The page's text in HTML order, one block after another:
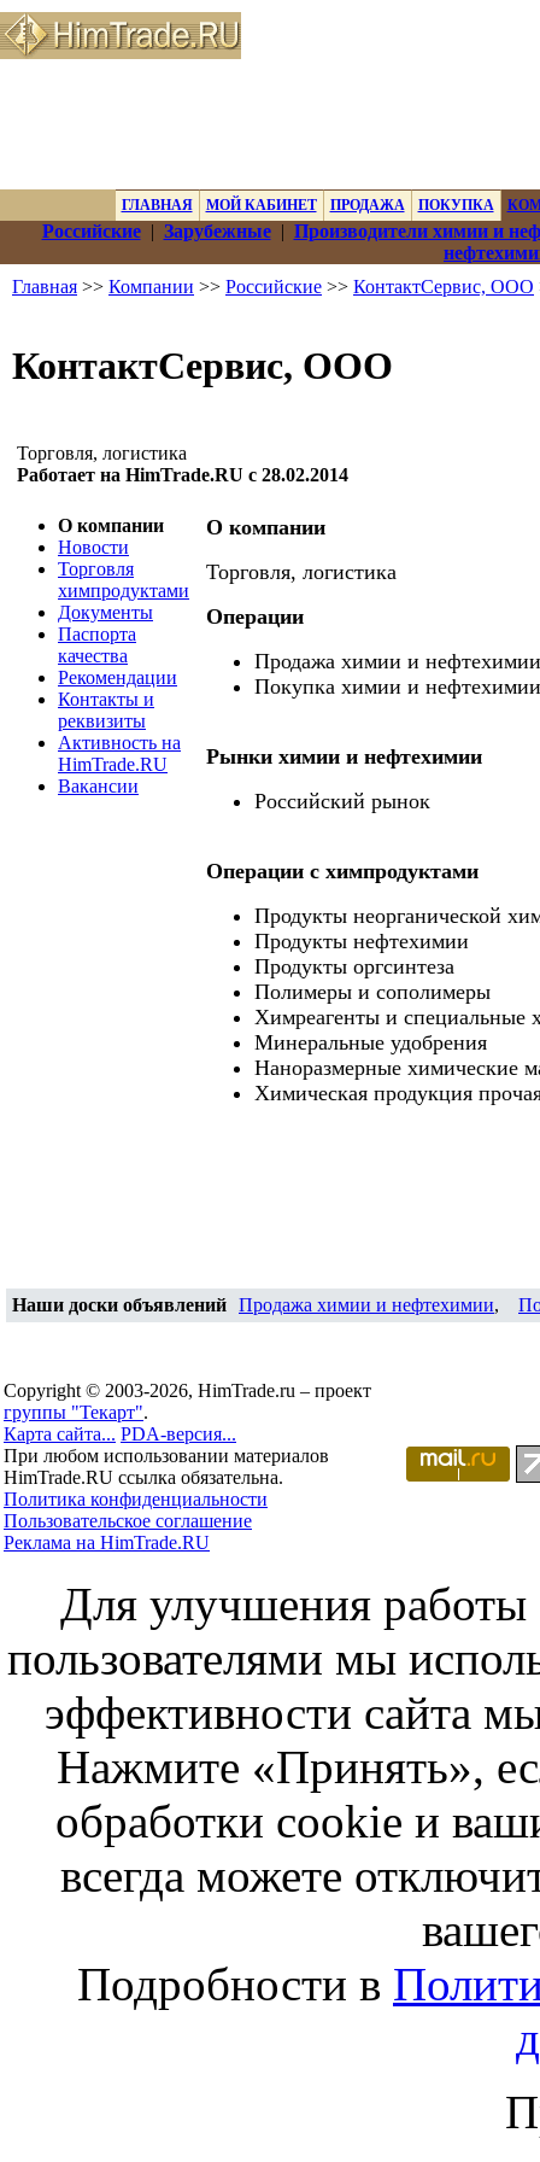
ГЛАВНАЯ МОЙ КАБИНЕТ ПРОДАЖА ПОКУПКА
Российские| Зарубежные| Производители химии и
Главная >> Компании >> Российские >> КонтактСервис, ООО
КонтактСервис, ООО
Торговля, логистика
Работает на HimTrade.RU с 28.02.2014
О компании
Новости
Торговля
химпродуктами
Документы
Паспорта
качества
Рекомендации
Контакты и
реквизиты
Активность на
HimTrade.RU
Вакансии
О компании
Торговля, логистика
Операции
Продажа химии и нефтехимии
Покупка химии и нефтехимии
Рынки химии и нефтехимии
Российский рынок
Операции c химпродуктами
Продукты неорганической
Продукты нефтехимии
Продукты оргсинтеза
Полимеры и сополимеры
Химреагенты и специальные
Минеральные удобрения
Наноразмерные химические
Химическая продукция
Наши доски объявлений Продажа химии и нефтехимии,
Copyright © 2003-2026, HimTrade.ru – проект
группы "Текарт".
Карта сайта... PDA-версия...
При любом использовании материалов
HimTrade.RU ссылка обязательна.
Политика конфиденциальности
Пользовательское соглашение
Реклама на HimTrade.RU
Для улучшения работы
пользователями мы
эффективности сайта
Нажмите «Принять»,
обработки cookie и
всегда можете
Подробности в